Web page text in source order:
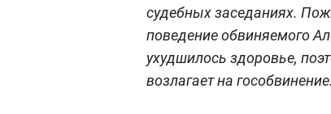
судебных заседаниях.
поведение обвиняемого
ухудшилось здоровье,
возлагает на гособвинение.